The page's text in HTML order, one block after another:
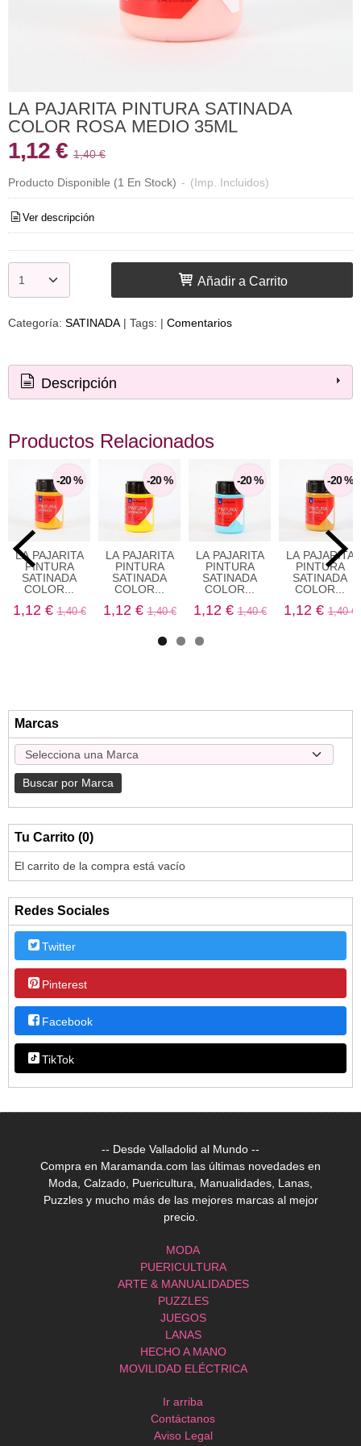
Marcas
Tu Carrito (0)
El carrito de la compra está vacío
Redes Sociales
Twitter
Pinterest
Facebook
TikTok
LA PAJARITA PINTURA SATINADA
COLOR ROSA MEDIO 35ML
1,12 € 1,40 €
Producto Disponible (1 En Stock) - (Imp. Incluidos)
Ver descripción
Añadir a Carrito
Categoría: SATINADA | Tags: | Comentarios
Descripción
Productos Relacionados
-20 %
LA PAJARITA
PINTURA
SATINADA
COLOR...
1,12 €1,40 €
-20 %
LA PAJARITA
PINTURA
SATINADA
COLOR...
1,12 €1,40 €
-20 %
LA PAJARITA
PINTURA
SATINADA
COLOR...
1,12 €1,40 €
-20 %
LA PAJARITA
PINTURA
SATINADA
COLOR...
1,12 €1,40 €
-- Desde Valladolid al Mundo --
Compra en Maramanda.com las últimas novedades en
Moda, Calzado, Puericultura, Manualidades, Lanas,
Puzzles y mucho más de las mejores marcas al mejor
precio.
MODA
PUERICULTURA
ARTE & MANUALIDADES
PUZZLES
JUEGOS
LANAS
HECHO A MANO
MOVILIDAD ELÉCTRICA
Ir arriba
Contáctanos
Aviso Legal